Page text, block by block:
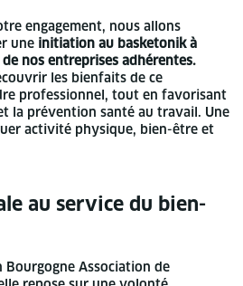
engagement, nous allons
une initiation au basketonik à
nos entreprises adhérentes.
les bienfaits de ce
professionnel, tout en favorisant
la prévention santé au travail. Une
activité physique, bien-être et
au service du bien-
Bourgogne Association de